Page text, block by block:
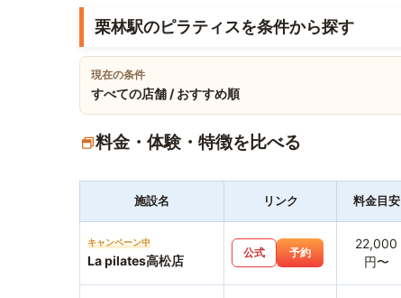
栗林駅のピラティスを条件から探す
現在の条件
すべての店舗 / おすすめ順
料金・体験・特徴を比べる
施設名 リンク 料金目安
キャンペーン中
La pilates高松店
公式 予約
22,000
円〜